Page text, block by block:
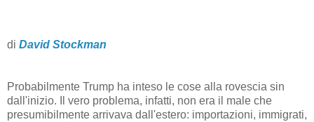
di David Stockman
Probabilmente Trump ha inteso le cose alla rovescia sin
dall'inizio. Il vero problema, infatti, non era il male che
presumibilmente arrivava dall'estero: importazioni, immigrati,